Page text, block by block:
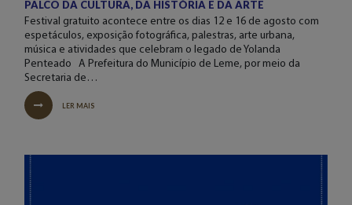
PALCO DA CULTURA, DA HISTÓRIA E DA ARTE
Festival gratuito acontece entre os dias 12 e 16 de agosto com
espetáculos, exposição fotográfica, palestras, arte urbana,
música e atividades que celebram o legado de Yolanda
Penteado A Prefeitura do Município de Leme, por meio da
Secretaria de…
LER MAIS